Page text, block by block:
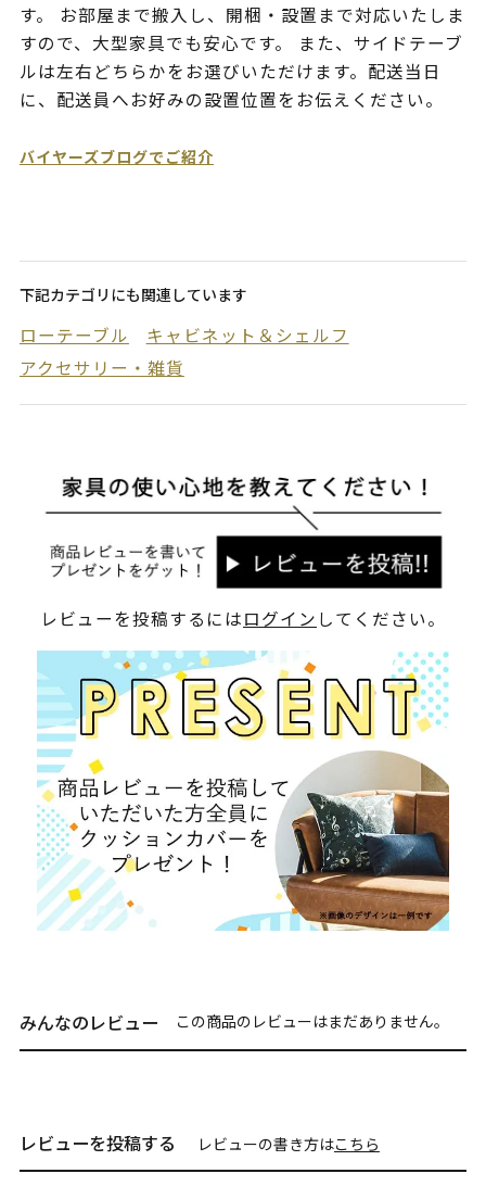
す。 お部屋まで搬入し、開梱・設置まで対応いたしま
すので、大型家具でも安心です。 また、サイドテーブ
ルは左右どちらかをお選びいただけます。配送当日
に、配送員へお好みの設置位置をお伝えください。
バイヤーズブログでご紹介
下記カテゴリにも関連しています
ローテーブル
キャビネット＆シェルフ
アクセサリー・雑貨
レビューを投稿するにはログイン してください。
みんなのレビュー この商品のレビューはまだありません。
レビューを投稿する レビューの書き方はこちら